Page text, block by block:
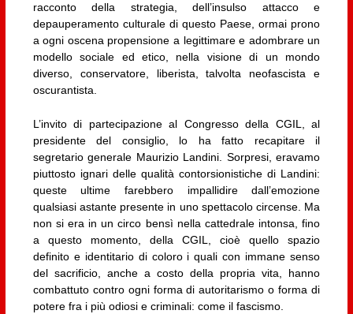
racconto della strategia, dell’insulso attacco e
depauperamento culturale di questo Paese, ormai prono
a ogni oscena propensione a legittimare e adombrare un
modello sociale ed etico, nella visione di un mondo
diverso, conservatore, liberista, talvolta neofascista e
oscurantista.
L’invito di partecipazione al Congresso della CGIL, al
presidente del consiglio, lo ha fatto recapitare il
segretario generale Maurizio Landini. Sorpresi, eravamo
piuttosto ignari delle qualità contorsionistiche di Landini:
queste ultime farebbero impallidire dall’emozione
qualsiasi astante presente in uno spettacolo circense. Ma
non si era in un circo bensì nella cattedrale intonsa, fino
a questo momento, della CGIL, cioè quello spazio
definito e identitario di coloro i quali con immane senso
del sacrificio, anche a costo della propria vita, hanno
combattuto contro ogni forma di autoritarismo o forma di
potere fra i più odiosi e criminali: come il fascismo.